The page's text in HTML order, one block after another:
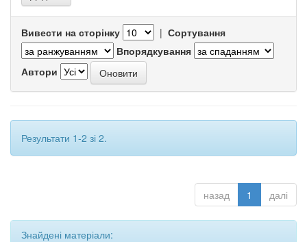
Вивести на сторінку | Сортування
Впорядкування
Автори
Результати 1-2 зі 2.
назад 1 далі
Знайдені матеріали: